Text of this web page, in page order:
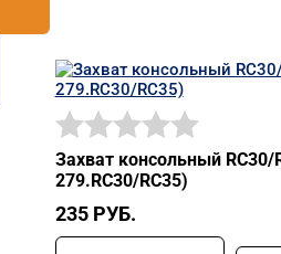
Захват консольный RC30/
279.RC30/RC35)
235 РУБ.